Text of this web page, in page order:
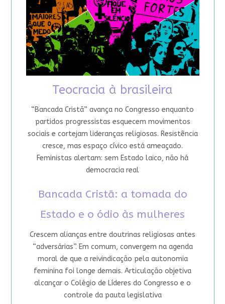
Teocracia à brasileira
“Bancada Cristã” avança no Congresso enquanto
partidos progressistas esquecem movimentos
sociais e cortejam lideranças religiosas. Resistência
cresce, mas espaço cívico está ameaçado.
Feministas alertam: sem Estado laico, não há
democracia real
Bancada Cristã: a tomada do
Estado e o ódio às mulheres
Crescem alianças entre doutrinas religiosas antes
“adversárias”. Em comum, convergem na agenda
moral de que a reivindicação pela autonomia
feminina foi longe demais. Articulação objetiva
alcançar o Colégio de Líderes do Congresso e o
controle da pauta legislativa